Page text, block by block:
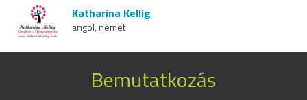
Katharina Kellig
angol, német
Bemutatkozás